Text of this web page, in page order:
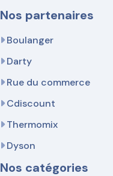
Nos partenaires
Boulanger
Darty
Rue du commerce
Cdiscount
Thermomix
Dyson
Nos catégories